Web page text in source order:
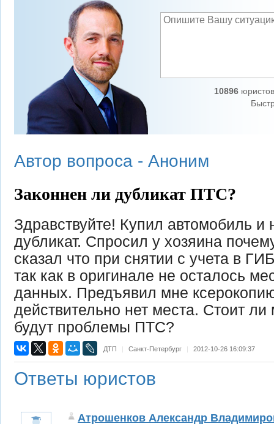
10896
Автор вопроса - Аноним
Законнен ли дубликат ПТС?
Здравствуйте! Купил автомобиль
дубликат. Спросил у хозяина
сказал что при снятии с учета в
так как в оригинале не осталось
данных. Предъявил мне
действительно нет места. Стоит ли
будут проблемы ПТС?
ДТП | Санкт-Петербург | 2012-10-26 16:09:37
Ответы юристов
Атрошенков Александр